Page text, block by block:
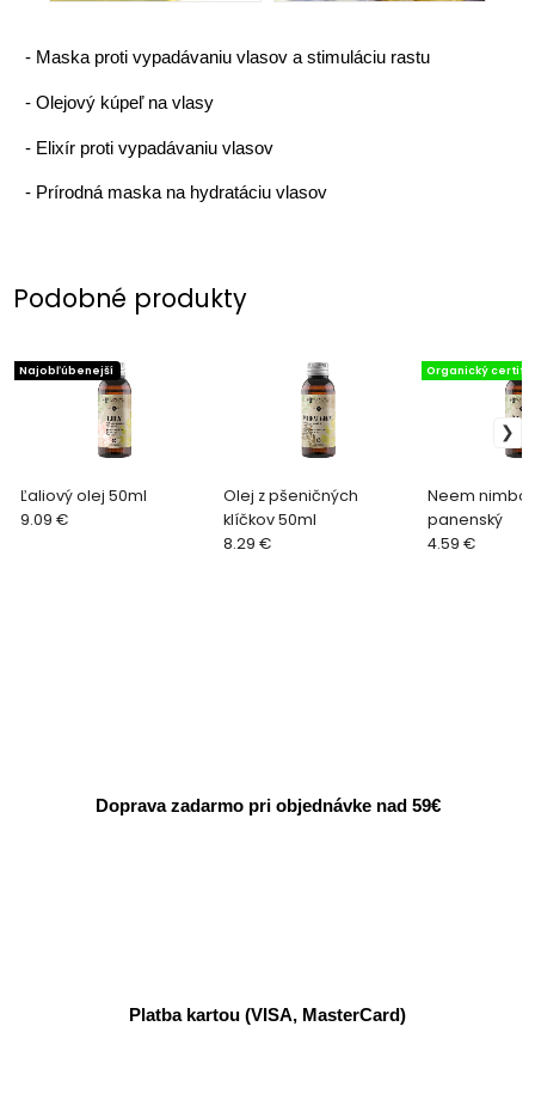
- Maska proti vypadávaniu vlasov a stimuláciu rastu
-Olejový kúpeľ na vlasy
- Elixír proti vypadávaniu vlasov
- Prírodná maska na hydratáciu vlasov
Podobné produkty
Ľaliový olej 50ml
Najobľúbenejší
9.09 €
Olej z pšeničných
klíčkov 50ml
8.29 €
Neem
panenský
Organický
4.59 €
Doprava zadarmo pri objednávke nad 59€
Platba kartou (VISA, MasterCard)